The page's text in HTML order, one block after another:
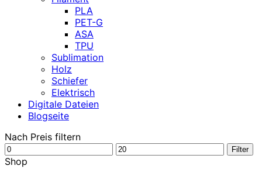
PLA
PET-G
ASA
TPU
Sublimation
Holz
Schiefer
Elektrisch
Digitale Dateien
Blogseite
Nach Preis filtern
Min.
Preis
Max.
Filter
Shop